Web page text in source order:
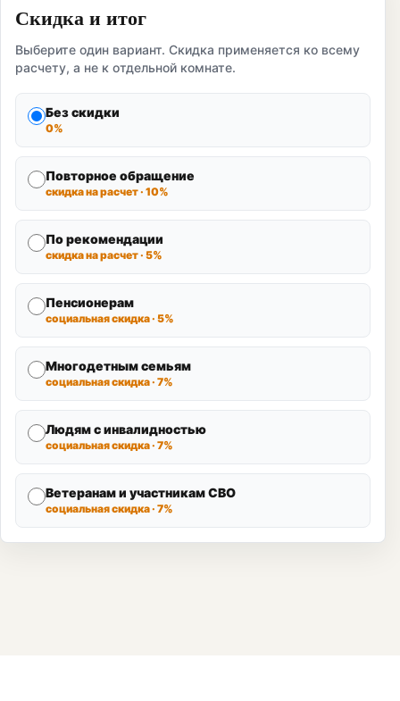
Скидка и итог
Выберите один вариант. Скидка применяется ко всему
расчету, а не к отдельной комнате.
Без скидки
0%
Повторное обращение
скидка на расчет · 10%
По рекомендации
скидка на расчет · 5%
Пенсионерам
социальная скидка · 5%
Многодетным семьям
социальная скидка · 7%
Людям с инвалидностью
социальная скидка · 7%
Ветеранам и участникам СВО
социальная скидка · 7%